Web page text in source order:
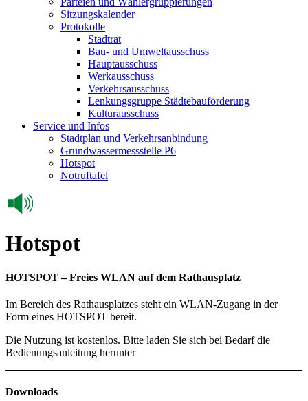
Sitzungskalender
Protokolle
Stadtrat
Bau- und Umweltausschuss
Hauptausschuss
Werkausschuss
Verkehrsausschuss
Lenkungsgruppe Städtebauförderung
Kulturausschuss
Service und Infos
Stadtplan und Verkehrsanbindung
Grundwassermessstelle P6
Hotspot
Notruftafel
Hotspot
HOTSPOT – Freies WLAN auf dem Rathausplatz
Im Bereich des Rathausplatzes steht ein WLAN-Zugang in der
Form eines HOTSPOT bereit.
Die Nutzung ist kostenlos. Bitte laden Sie sich bei Bedarf die
Bedienungsanleitung herunter
Downloads